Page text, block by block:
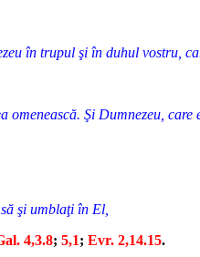
în trupul şi în duhul vostru,
Şi Dumnezeu,
şi umblaţi în El,
4,3.8; 5,1; Evr. 2,14.15.